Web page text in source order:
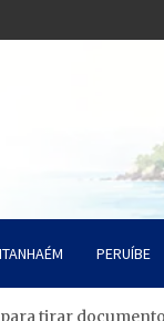
ITANHAÉM PERUÍBE
tirar